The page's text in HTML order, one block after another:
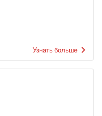
Узнать больше